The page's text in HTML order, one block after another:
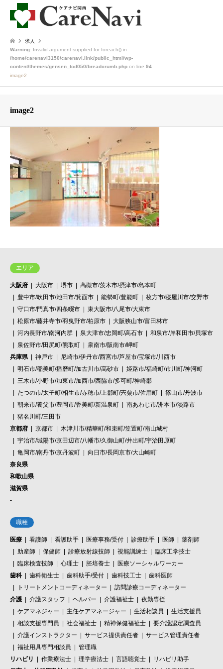
求人
Warning: Invalid argument supplied for foreach() in
/home/carenavi3150/carenavi.link/public_html/wp-
content/themes/gensen_tcd050/breadcrumb.php on line 94
image2
image2
エリア
大阪府 大阪市 堺市
高槻市/茨木市/摂津市/島本町
豊中市/吹田市/池田市/箕面市
能勢町/豊能町
枚方市/寝屋川市/交野市
守口市/門真市/四条畷市
東大阪市/八尾市/大東市
松原市/藤井寺市/羽曳野市/柏原市
大阪狭山市/富田林市
河内長野市/南河内群
泉大津市/忠岡町/高石市
和泉市/岸和田市/貝塚市
泉佐野市/田尻町/熊取町
泉南市/阪南市/岬町
兵庫県
神戸市
尼崎市/伊丹市/西宮市/芦屋市/宝塚市/川西市
明石市/稲美町/播磨町/加古川市/高砂市
姫路市/福崎町/市川町/神河町
三木市/小野市/加東市/加西市/西脇市/多可町/神崎郡
たつの市/太子町/相生市/赤穂市/上郡町/宍粟市/佐用町
篠山市/丹波市
朝来市/養父市/豊岡市/香美町/新温泉町
南あわじ市/洲本市/淡路市
猪名川町/三田市
京都府
京都市
木津川市/精華町/和束町/笠置町/南山城村
宇治市/城陽市/京田辺市/八幡市/久御山町/井出町/宇治田原町
亀岡市/南丹市/京丹波町
向日市/長岡京市/大山崎町
奈良県
和歌山県
滋賀県
-
職種
医療 看護師 看護助手 医療事務/受付 診療助手 医師
薬剤師
助産師
保健師 診療放射線技師 視能訓練士
臨床工学技士
臨床検査技師
心理士 胚培養士
医療ソーシャルワーカー
歯科
歯科衛生士 歯科助手/受付 歯科技工士
歯科医師
トリートメントコーディネーター
訪問診療コーディネーター
介護
介護スタッフ ヘルパー 介護福祉士
夜勤専従
ケアマネジャー
主任ケアマネージャー 生活相談員
生活支援員
相談支援専門員
社会福祉士 精神保健福祉士
要介護認定調査員
介護インストラクター
サービス提供責任者
サービス管理責任者
福祉用具専門相談員
管理職
リハビリ
作業療法士 理学療法士 言語聴覚士
リハビリ助手